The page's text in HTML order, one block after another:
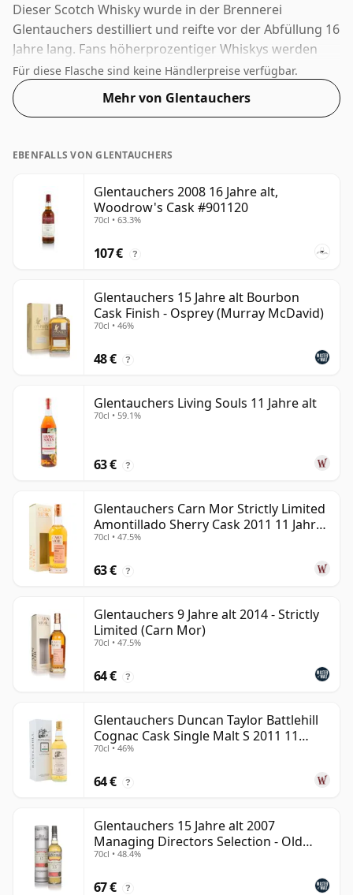
Dieser Scotch Whisky wurde in der Brennerei
Glentauchers destilliert und reifte vor der Abfüllung 16
Jahre lang. Fans höherprozentiger Whiskys werden
von dieser Abfüllung mit einem Alkoholgehalt von 47,8
% nicht enttäuscht sein.
Für diese Flasche sind keine Händlerpreise verfügbar.
Mehr von Glentauchers
EBENFALLS VON GLENTAUCHERS
Glentauchers 2008 16 Jahre alt,
Woodrow's Cask #901120
70cl • 63.3%
107 € ?
Glentauchers 15 Jahre alt Bourbon
Cask Finish - Osprey (Murray McDavid)
70cl • 46%
48 € ?
Glentauchers Living Souls 11 Jahre alt
70cl • 59.1%
63 € ?
Glentauchers Carn Mor Strictly Limited
Amontillado Sherry Cask 2011 11 Jahre
alt
70cl • 47.5%
63 € ?
Glentauchers 9 Jahre alt 2014 - Strictly
Limited (Carn Mor)
70cl • 47.5%
64 € ?
Glentauchers Duncan Taylor Battlehill
Cognac Cask Single Malt S 2011 11
Jahre alt
70cl • 46%
64 € ?
Glentauchers 15 Jahre alt 2007
Managing Directors Selection - Old
Part
70cl • 48.4%
67 € ?